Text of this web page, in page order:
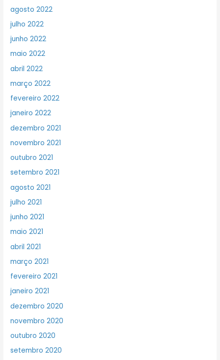
agosto 2022
julho 2022
junho 2022
maio 2022
abril 2022
março 2022
fevereiro 2022
janeiro 2022
dezembro 2021
novembro 2021
outubro 2021
setembro 2021
agosto 2021
julho 2021
junho 2021
maio 2021
abril 2021
março 2021
fevereiro 2021
janeiro 2021
dezembro 2020
novembro 2020
outubro 2020
setembro 2020